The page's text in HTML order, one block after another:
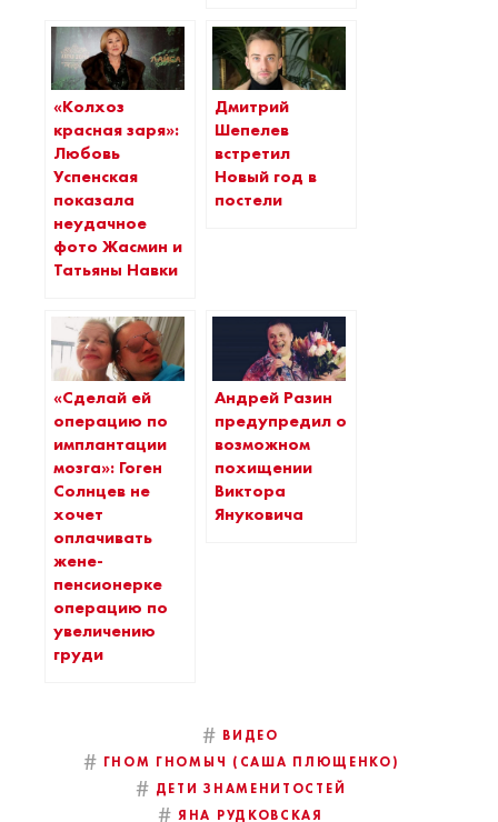
«Колхоз
красная заря»:
Любовь
Успенская
показала
неудачное
фото Жасмин и
Татьяны Навки
Дмитрий
Шепелев
встретил
Новый год в
постели
«Сделай ей
операцию по
имплантации
мозга»: Гоген
Солнцев не
хочет
оплачивать
жене-
пенсионерке
операцию по
увеличению
груди
Андрей Разин
предупредил о
возможном
похищении
Виктора
Януковича
# ВИДЕО
# ГНОМ ГНОМЫЧ (САША ПЛЮЩЕНКО)
# ДЕТИ ЗНАМЕНИТОСТЕЙ
# ЯНА РУДКОВСКАЯ